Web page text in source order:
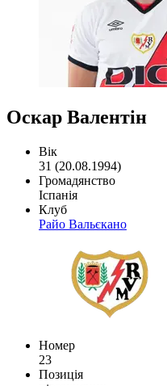
Оскар Валентін
Вік
31 (20.08.1994)
Громадянство
Іспанія
Клуб
Райо Вальєкано
Номер
23
Позиція